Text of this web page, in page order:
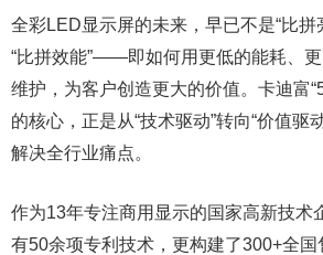
全彩LED显示屏的未来，早已不是“比拼
“比拼效能”——即如何用更低的能耗、
维护，为客户创造更大的价值。卡迪富
的核心，正是从“技术驱动”转向“价值驱
解决全行业痛点。
作为13年专注商用显示的国家高新技术
有50余项专利技术，更构建了300+全